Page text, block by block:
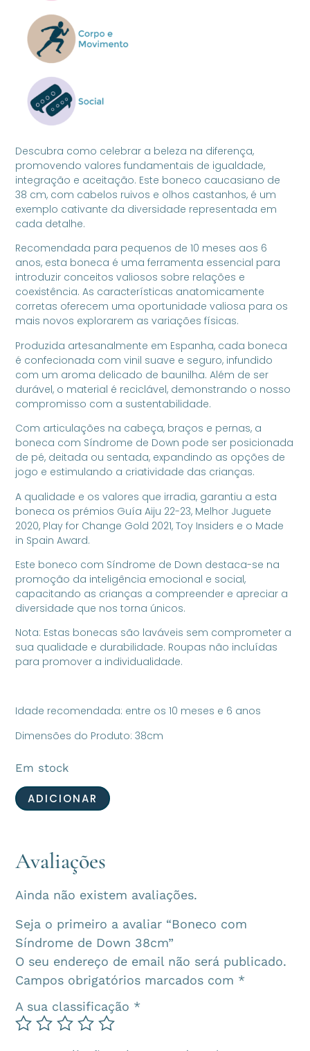
Descubra como celebrar a beleza na diferença,
promovendo valores fundamentais de igualdade,
integração e aceitação. Este boneco caucasiano de
38 cm, com cabelos ruivos e olhos castanhos, é um
exemplo cativante da diversidade representada em
cada detalhe.
Recomendada para pequenos de 10 meses aos 6
anos, esta boneca é uma ferramenta essencial para
introduzir conceitos valiosos sobre relações e
coexistência. As características anatomicamente
corretas oferecem uma oportunidade valiosa para os
mais novos explorarem as variações físicas.
Produzida artesanalmente em Espanha, cada boneca
é confecionada com vinil suave e seguro, infundido
com um aroma delicado de baunilha. Além de ser
durável, o material é reciclável, demonstrando o nosso
compromisso com a sustentabilidade.
Com articulações na cabeça, braços e pernas, a
boneca com Síndrome de Down pode ser posicionada
de pé, deitada ou sentada, expandindo as opções de
jogo e estimulando a criatividade das crianças.
A qualidade e os valores que irradia, garantiu a esta
boneca os prémios Guía Aiju 22-23, Melhor Juguete
2020, Play for Change Gold 2021, Toy Insiders e o Made
in Spain Award.
Este boneco com Síndrome de Down destaca-se na
promoção da inteligência emocional e social,
capacitando as crianças a compreender e apreciar a
diversidade que nos torna únicos.
Nota: Estas bonecas são laváveis sem comprometer a
sua qualidade e durabilidade. Roupas não incluídas
para promover a individualidade.
Idade recomendada: entre os 10 meses e 6 anos
Dimensões do Produto: 38cm
Em stock
ADICIONAR
Avaliações
Ainda não existem avaliações.
Seja o primeiro a avaliar “Boneco com
Síndrome de Down 38cm”
O seu endereço de email não será publicado.
Campos obrigatórios marcados com *
A sua classificação *